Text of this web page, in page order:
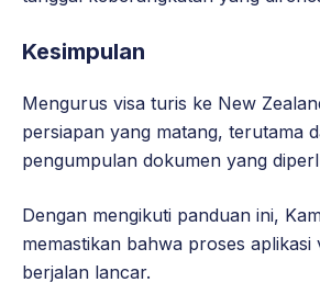
Kesimpulan
Mengurus visa turis ke New
persiapan yang matang, terutama
pengumpulan dokumen yang
Dengan mengikuti panduan ini,
memastikan bahwa proses aplikasi
berjalan lancar.